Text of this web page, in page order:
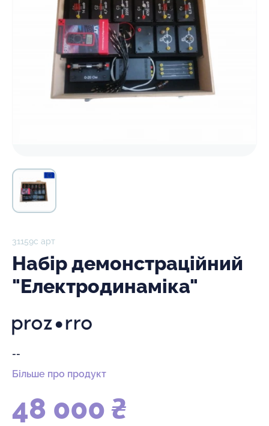
31159с арт
Набір демонстраційний
"Електродинаміка"
--
Більше про продукт
48 000 ₴